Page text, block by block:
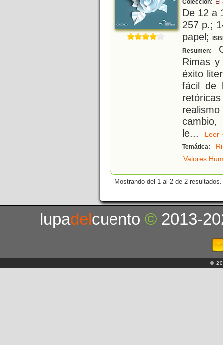
Colección: El
De 12 a
257 p.;
papel;
Resumen:
Rimas
éxito
fácil de
le...
Temática:
Valores
Mostrando del 1 al 2 de 2 resultados.
lupadelcuento© 2013-
©